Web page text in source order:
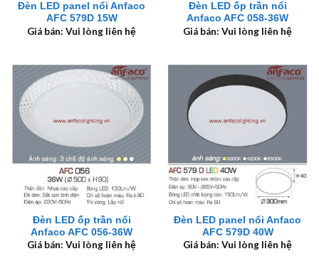
Đèn LED panel nổi Anfaco
AFC 579D 15W
Giá bán: Vui lòng liên hệ
Đèn LED ốp trần nổi
Anfaco AFC 058-36W
Giá bán: Vui lòng liên hệ
Đèn LED ốp trần nổi
Anfaco AFC 056-36W
Giá bán: Vui lòng liên hệ
Đèn LED panel nổi Anfaco
AFC 579D 40W
Giá bán: Vui lòng liên hệ